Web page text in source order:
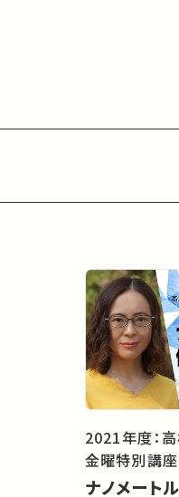
2021年度：
金曜特別講座
ナノメート